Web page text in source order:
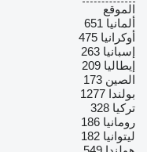
الموقع
ألمانيا 651
أوكرانيا 475
إسبانيا 263
إيطاليا 209
الصين 173
بولندا 1277
تركيا 328
رومانيا 186
ليتوانيا 182